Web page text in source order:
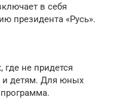
в себя
президента «Русь».
не придется
и детям. Для юных